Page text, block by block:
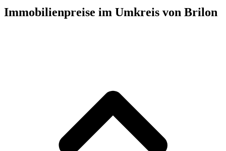
Immobilienpreise im Umkreis von Brilon